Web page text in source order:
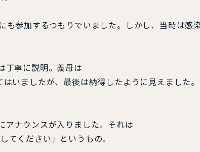
参加するつもりでいました。しかし、当時は感
丁寧に説明。義母は
はいましたが、最後は納得したように見えました
アナウンスが入りました。それは
てください」というもの。